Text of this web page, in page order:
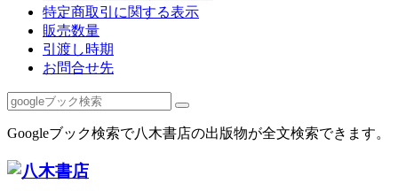
特定商取引に関する表示
販売数量
引渡し時期
お問合せ先
Googleブック検索で八木書店の出版物が全文検索できます。